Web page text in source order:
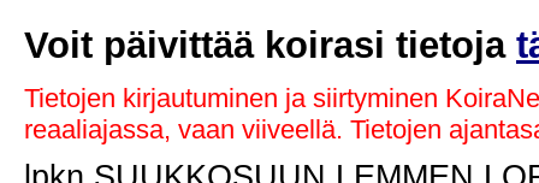
Voit päivittää koirasi tietoja
Tietojen kirjautuminen ja siirtyminen
reaaliajassa, vaan viiveellä. Tietojen